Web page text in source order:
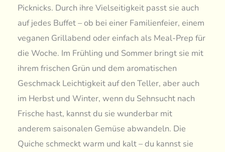
Picknicks. Durch ihre Vielseitigkeit passt sie auch
auf jedes Buffet – ob bei einer Familienfeier, einem
veganen Grillabend oder einfach als Meal-Prep für
die Woche. Im Frühling und Sommer bringt sie mit
ihrem frischen Grün und dem aromatischen
Geschmack Leichtigkeit auf den Teller, aber auch
im Herbst und Winter, wenn du Sehnsucht nach
Frische hast, kannst du sie wunderbar mit
anderem saisonalen Gemüse abwandeln. Die
Quiche schmeckt warm und kalt – du kannst sie